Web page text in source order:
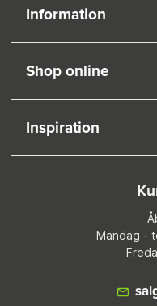
Information
Shop online
Inspiration
Mandag -